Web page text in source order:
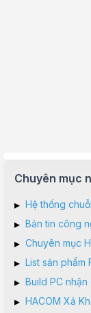
Chuyên mục
▸ Hệ thống
▸ Bản tin công
▸ Chuyên mục
▸ List sản phẩm
▸ Build PC
▸ HACOM Xả